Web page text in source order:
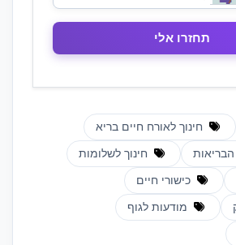
חינוך לאורח חיים בריא
הבריאות חינוך לשלומות
כישורי חיים
מודעות לגוף